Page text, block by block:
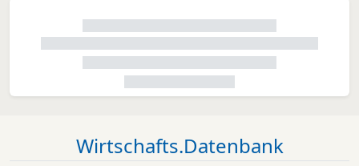
Wirtschafts.Datenbank